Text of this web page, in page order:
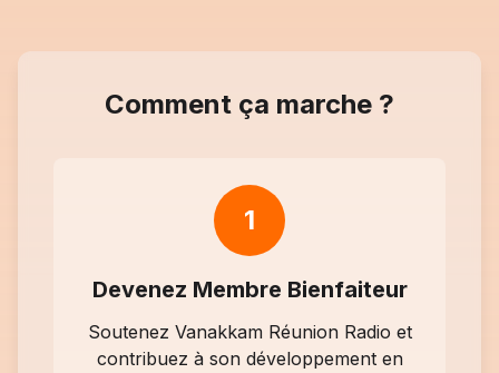
Comment ça marche ?
1
Devenez Membre Bienfaiteur
Soutenez Vanakkam Réunion Radio et
contribuez à son développement en